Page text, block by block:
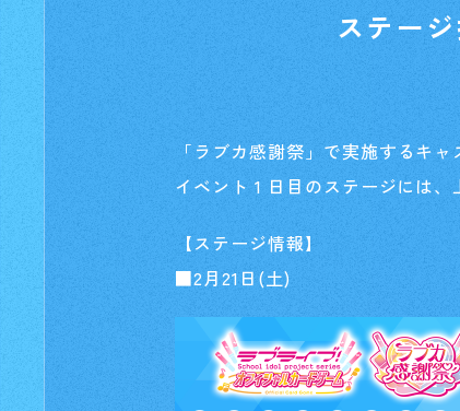
ステー
「ラブカ感謝祭」で実施するキ
イベント 1 日目のステージには
【ステージ情報】
■2月21日(土)